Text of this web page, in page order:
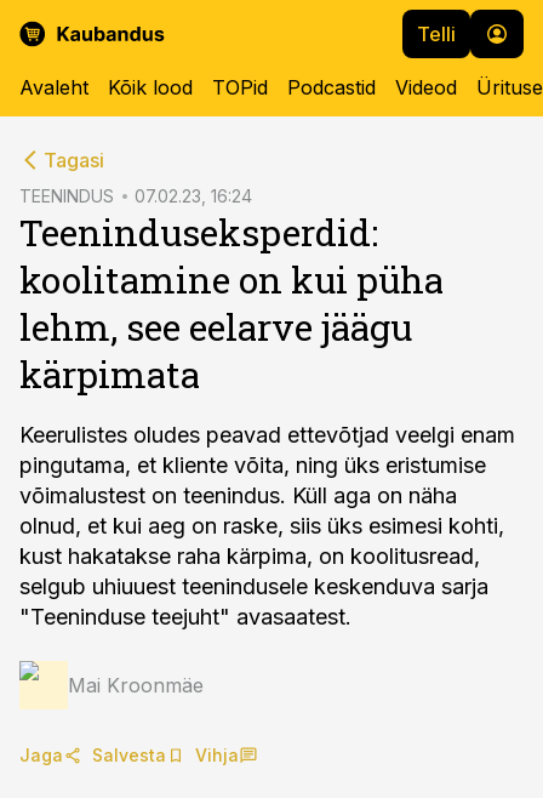
Telli
Avaleht Kõik lood TOPid Podcastid Videod
Tagasi
TEENINDUS 07.02.23, 16:24
Teeninduseksperdid:
koolitamine on kui püha
lehm, see eelarve jäägu
kärpimata
Keerulistes oludes peavad ettevõtjad veelgi enam
pingutama, et kliente võita, ning üks eristumise
võimalustest on teenindus. Küll aga on näha
olnud, et kui aeg on raske, siis üks esimesi kohti,
kust hakatakse raha kärpima, on koolitusread,
selgub uhiuuest teenindusele keskenduva sarja
"Teeninduse teejuht" avasaatest.
Mai Kroonmäe
Jaga Salvesta Vihja